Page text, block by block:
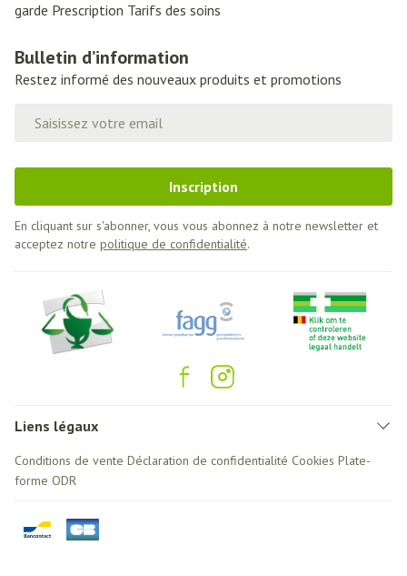
garde Prescription Tarifs des soins
Bulletin d’information
Restez informé des nouveaux produits et promotions
Inscription
En cliquant sur s'abonner, vous vous abonnez à notre newsletter et
acceptez notre politique de confidentialité.
Liens légaux
Conditions de vente Déclaration de confidentialité Cookies Plate-
forme ODR